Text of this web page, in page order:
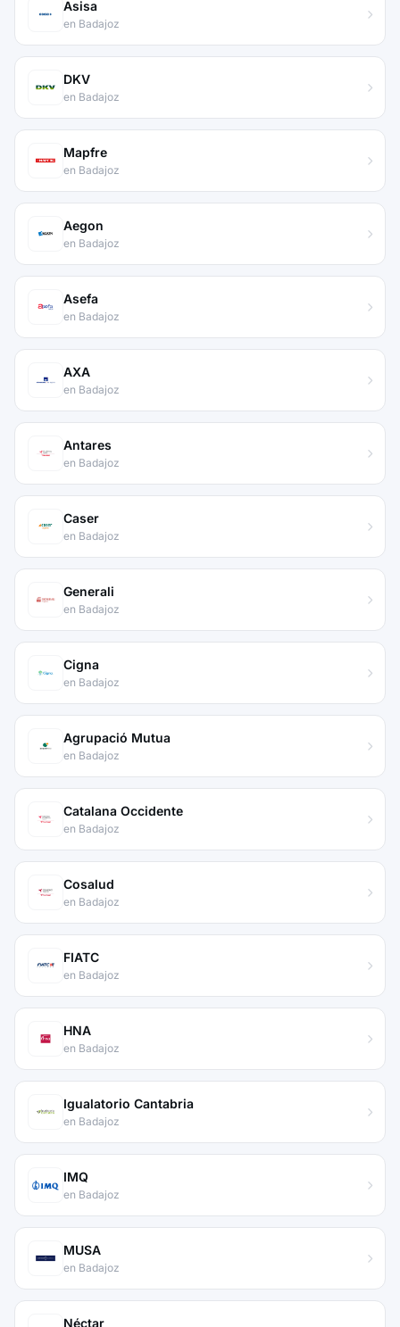
Asisa
en Badajoz
DKV
en Badajoz
Mapfre
en Badajoz
Aegon
en Badajoz
Asefa
en Badajoz
AXA
en Badajoz
Antares
en Badajoz
Caser
en Badajoz
Generali
en Badajoz
Cigna
en Badajoz
Agrupació Mutua
en Badajoz
Catalana Occidente
en Badajoz
Cosalud
en Badajoz
FIATC
en Badajoz
HNA
en Badajoz
Igualatorio Cantabria
en Badajoz
IMQ
en Badajoz
MUSA
en Badajoz
Néctar